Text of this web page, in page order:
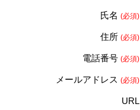
氏名 (必須)
住所 (必須)
電話番号 (必須)
メールアドレス (必須)
URL